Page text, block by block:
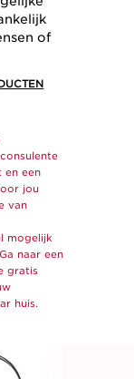
of
en een
jou
van
mogelijk
naar een
gratis
huis.